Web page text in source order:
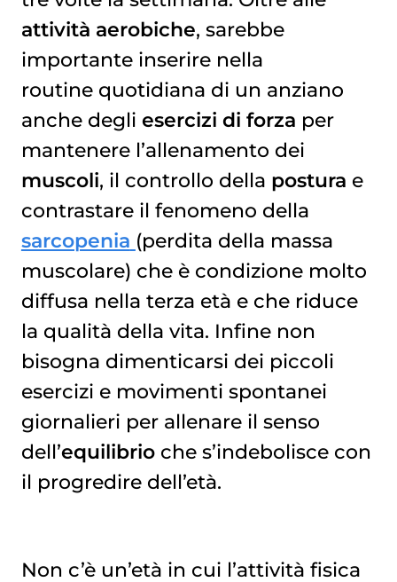
attività aerobiche, sarebbe
importante inserire nella
routine quotidiana di un anziano
anche degli esercizi di forza per
mantenere l’allenamento dei
muscoli, il controllo della postura e
contrastare il fenomeno della
sarcopenia (perdita della massa
muscolare) che è condizione molto
diffusa nella terza età e che riduce
la qualità della vita. Infine non
bisogna dimenticarsi dei piccoli
esercizi e movimenti spontanei
giornalieri per allenare il senso
dell’equilibrioche s’indebolisce con
il progredire dell’età.
Non c’è un’età in cui l’attività fisica